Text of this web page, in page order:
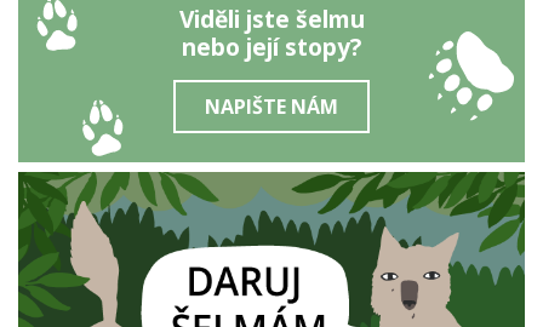
Viděli jste šelmu
nebo její stopy?
NAPIŠTE NÁM